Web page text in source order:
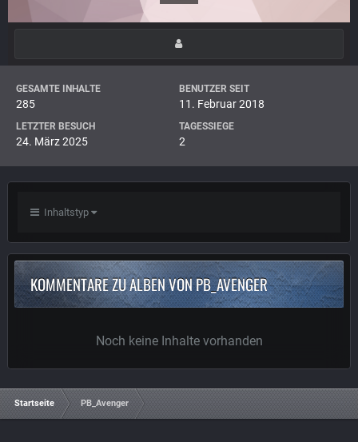
GESAMTE INHALTE
285
BENUTZER SEIT
11. Februar 2018
LETZTER BESUCH
24. März 2025
TAGESSIEGE
2
Inhaltstyp
KOMMENTARE ZU ALBEN VON PB_AVENGER
Noch keine Inhalte vorhanden
Startseite PB_Avenger